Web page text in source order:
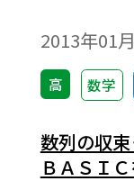
2013年01
高 数学
数列の収
ＢＡＳＩ